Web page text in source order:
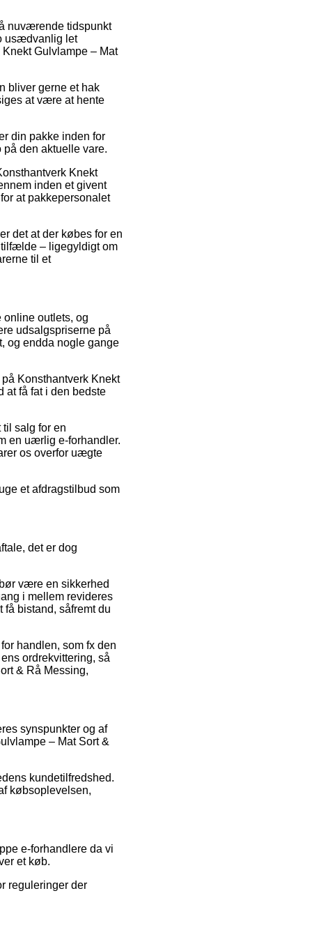
nuværende tidspunkt
usædvanlig let
Gulvlampe – Mat
bliver gerne et hak
at være at hente
din pakke inden for
den aktuelle vare.
Knekt
inden et givent
at pakkepersonalet
det at der købes for en
tilfælde – ligegyldigt om
til et
outlets, og
udsalgspriserne på
og endda nogle gange
Konsthantverk Knekt
at få fat i den bedste
salg for en
en uærlig e-forhandler.
os overfor uægte
et afdragstilbud som
det er dog
være en sikkerhed
i mellem revideres
bistand, såfremt du
handlen, som fx den
ordrekvittering, så
& Rå Messing,
synspunkter og af
– Mat Sort &
kundetilfredshed.
købsoplevelsen,
e-forhandlere da vi
et køb.
reguleringer der